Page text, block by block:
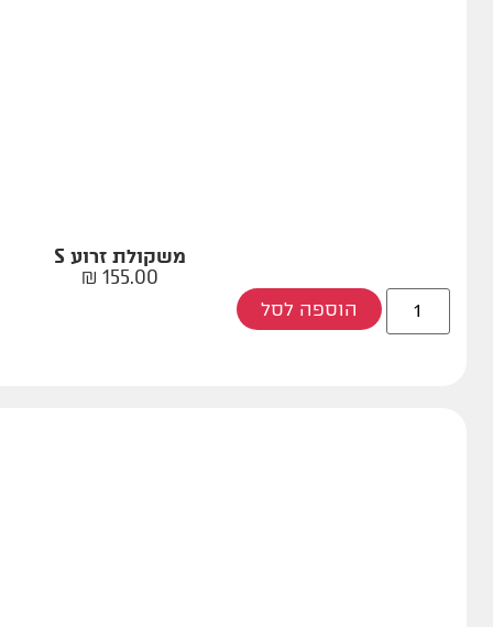
משקולת זרוע S
155.00
₪
הוספה לסל